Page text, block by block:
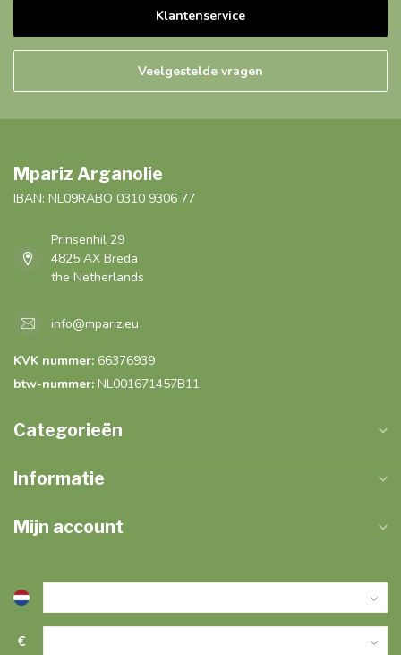
Klantenservice
Veelgestelde vragen
Mpariz Arganolie
IBAN: NL09RABO 0310 9306 77
Prinsenhil 29
4825 AX Breda
the Netherlands
info@mpariz.eu
KVK nummer: 66376939
btw-nummer: NL001671457B11
Categorieën
Informatie
Mijn account
€